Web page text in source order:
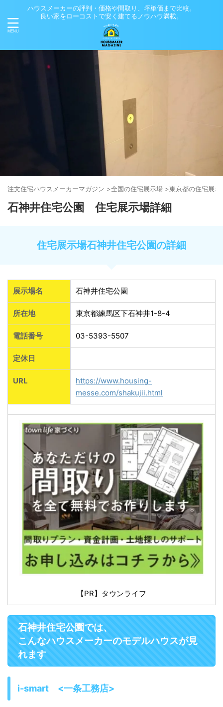
ハウスメーカーの評判・価格や間取り、坪単価まで比較。
良い家をローコストで安く建てるノウハウ満載。
注文住宅ハウスメーカーマガジン >全国の住宅展示場 >東京都の住宅展示
石神井住宅公園 住宅展示場詳細
住宅展示場石神井住宅公園の詳細
展示場名 石神井住宅公園
所在地 東京都練馬区下石神井1-8-4
電話番号 03-5393-5507
定休日
URL
https://www.housing-
messe.com/shakujii.html
【PR】タウンライフ
石神井住宅公園では、
こんなハウスメーカーのモデルハウスが見
れます
i-smart <一条工務店>